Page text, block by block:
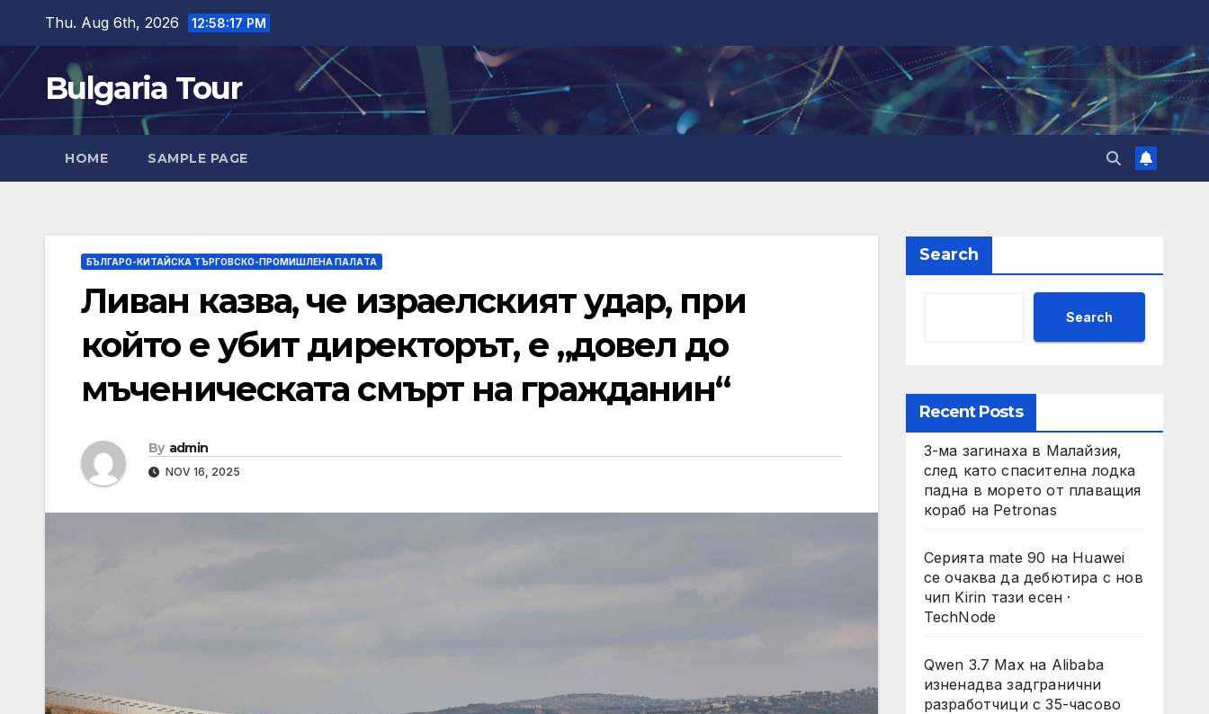
content
Thu. Aug 6th, 2026 12:58:17 PM
Bulgaria Tour
HOME SAMPLE PAGE
БЪЛГАРО-КИТАЙСКА ТЪРГОВСКО-ПРОМИШЛЕНА ПАЛAТА
Ливан казва, че израелският удар, при
който е убит директорът, е „довел до
мъченическата смърт на гражданин“
By admin
NOV 16, 2025
Search
Search
Recent Posts
3-ма загинаха в Малайзия,
след като спасителна лодка
падна в морето от плаващия
кораб на Petronas
Серията mate 90 на Huawei
се очаква да дебютира с нов
чип Kirin тази есен ·
TechNode
Qwen 3.7 Max на Alibaba
изненадва задгранични
разработчици с 35-часово